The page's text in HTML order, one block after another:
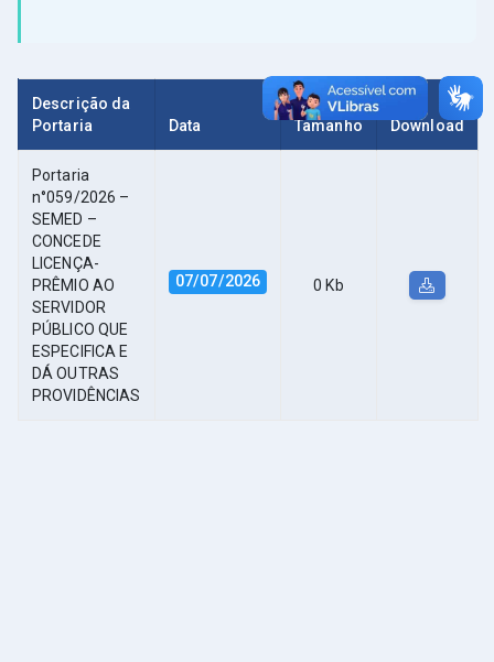
Descrição da
Portaria
Data Tamanho Download
Portaria
n°059/2026 –
SEMED –
CONCEDE
LICENÇA-
PRÊMIO AO
SERVIDOR
PÚBLICO QUE
ESPECIFICA E
DÁ OUTRAS
PROVIDÊNCIAS
07/07/2026 0 Kb